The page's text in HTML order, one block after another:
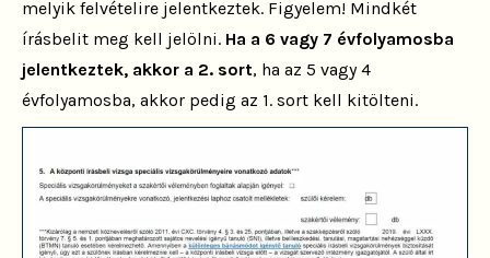
melyik felvételire jelentkeztek. Figyelem! Mindkét
írásbelit meg kell jelölni. Ha a 6 vagy 7 évfolyamosba
jelentkeztek, akkor a 2. sort, ha az 5 vagy 4
évfolyamosba, akkor pedig az 1. sort kell kitölteni.